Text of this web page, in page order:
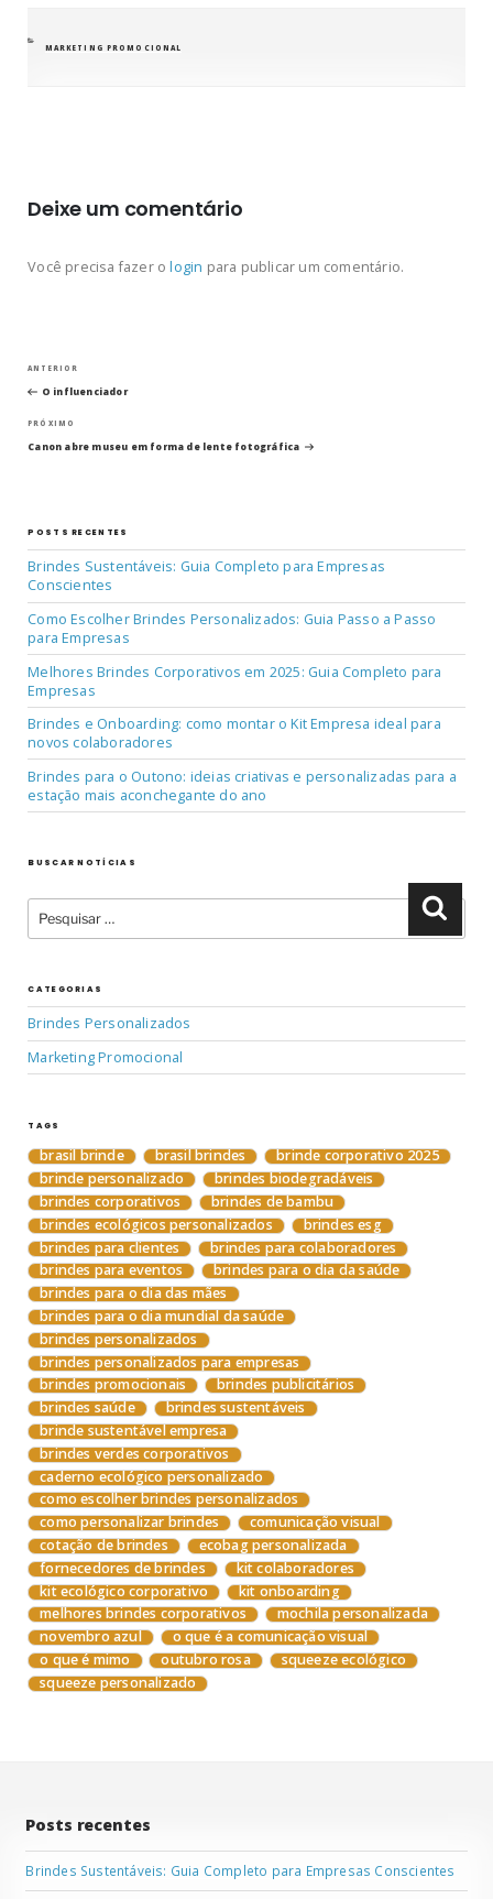
CATEGORIAS
MARKETING PROMOCIONAL
Deixe um comentário
Você precisa fazer ologin para publicar um comentário.
Navegação
de
Post
Post
anterior
ANTERIOR
O influenciador
Próximo
post
PRÓXIMO
Canon abre museu em forma de lente fotográfica
POSTS RECENTES
Brindes Sustentáveis: Guia Completo para Empresas
Conscientes
Como Escolher Brindes Personalizados: Guia Passo a Passo
para Empresas
Melhores Brindes Corporativos em 2025: Guia Completo para
Empresas
Brindes e Onboarding: como montar o Kit Empresa ideal para
novos colaboradores
Brindes para o Outono: ideias criativas e personalizadas para a
estação mais aconchegante do ano
BUSCAR NOTÍCIAS
CATEGORIAS
Brindes Personalizados
Marketing Promocional
TAGS
brasil brinde brasil brindes
brinde corporativo 2025
brinde personalizado
brindes biodegradáveis
brindes corporativos
brindes de bambu
brindes ecológicos personalizados
brindes esg
brindes para clientes
brindes para colaboradores
brindes para eventos
brindes para o dia da saúde
brindes para o dia das mães
brindes para o dia mundial da saúde
brindes personalizados
brindes personalizados para empresas
brindes promocionais
brindes publicitários
brindes saúde
brindes sustentáveis
brinde sustentável empresa
brindes verdes corporativos
caderno ecológico personalizado
como escolher brindes personalizados
como personalizar brindes
comunicação visual
cotação de brindes
ecobag personalizada
fornecedores de brindes
kit colaboradores
kit ecológico corporativo
kit onboarding
melhores brindes corporativos
mochila personalizada
novembro azul
o que é a comunicação visual
o que é mimo
outubro rosa
squeeze ecológico
squeeze personalizado
Posts recentes
Brindes Sustentáveis: Guia Completo para Empresas Conscientes